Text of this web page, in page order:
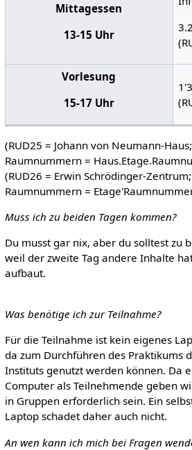
Mittagessen
13-15 Uhr
Vorlesung
15-17 Uhr
(RUD25 = Johann von Neumann-
Raumnummern =
(RUD26 = Erwin Schrödinger-
Raumnummern =
Muss ich zu beiden Tagen kommen?
Du musst gar nix, aber du solltest zu
weil der zweite Tag andere Inhalte
aufbaut.
Was benötige ich zur Teilnahme?
Für die Teilnahme ist kein eigenes
da zum Durchführen des Praktikums
Instituts genutzt werden können. Da
Computer als Teilnehmende geben
in Gruppen erforderlich sein. Ein
Laptop schadet daher auch nicht.
An wen kann ich mich bei Fragen